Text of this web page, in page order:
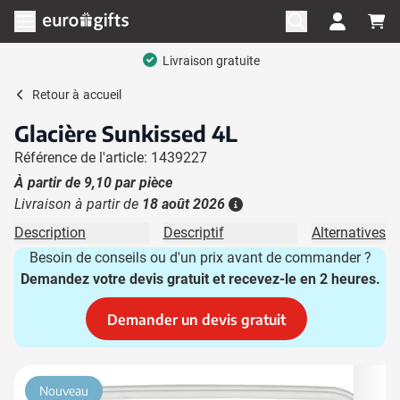
Aller au contenu
Ouvrir le menu
Livraison gratuite
Retour à accueil
Glacière Sunkissed 4L
Référence de l'article: 1439227
À partir de 9,10 par pièce
Livraison à partir de 18 août 2026
Description Descriptif
Alternatives
Besoin de conseils ou d'un prix avant de commander ?
Demandez votre devis gratuit et recevez-le en 2 heures.
Demander un devis gratuit
Nouveau
Image principale
Cliquez pour voir l'image en plein écran